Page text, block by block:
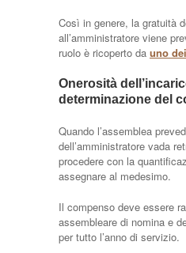
Così in genere, la gratuità
all’amministratore viene
ruolo è ricoperto da uno
Onerosità
determinazione del
Quando l’assemblea
dell’amministratore vada
procedere con la
assegnare al medesimo.
Il compenso deve essere
assembleare di nomina e
per tutto l’anno di servizio.